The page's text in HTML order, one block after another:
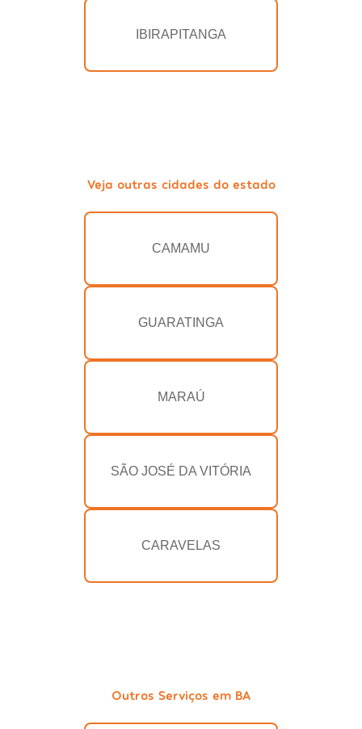
IBIRAPITANGA
Veja outras cidades do estado
CAMAMU
GUARATINGA
MARAÚ
SÃO JOSÉ DA VITÓRIA
CARAVELAS
Outros Serviços em BA